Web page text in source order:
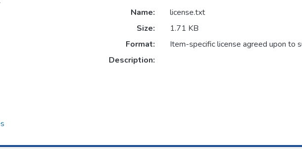
Name:
license.txt
Size:
1.71 KB
Format:
Item-specific license agreed upon to
Description: